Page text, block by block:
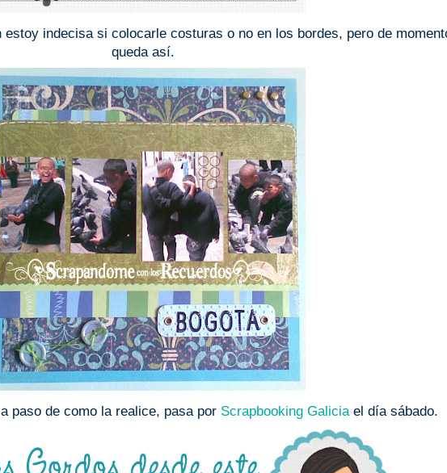
indecisa si colocarle costuras o no en los bordes, pero de
queda así.
paso de como la realice, pasa por Scrapbooking Galiciael día sábado.